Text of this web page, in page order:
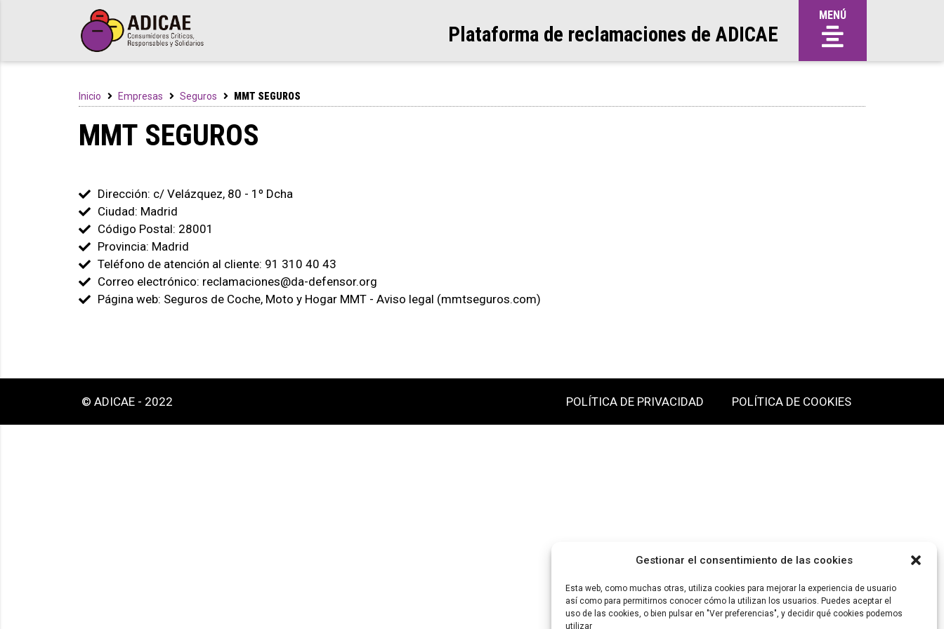
Gestionar el consentimiento de las cookies
Esta web, como muchas otras, utiliza cookies para mejorar la experiencia de usuario
así como para permitirnos conocer cómo la utilizan los usuarios. Puedes aceptar el
uso de las cookies, o bien pulsar en "Ver preferencias", y decidir qué cookies podemos
utilizar
Plataforma de reclamaciones de ADICAE
MENÚ
Inicio Empresas Seguros MMT SEGUROS
MMT SEGUROS
Dirección: c/ Velázquez, 80 - 1º Dcha
Ciudad: Madrid
Código Postal: 28001
Provincia: Madrid
Teléfono de atención al cliente: 91 310 40 43
Correo electrónico: reclamaciones@da-defensor.org
Página web: Seguros de Coche, Moto y Hogar MMT - Aviso legal (mmtseguros.com)
© ADICAE - 2022 POLÍTICA DE PRIVACIDAD POLÍTICA DE COOKIES